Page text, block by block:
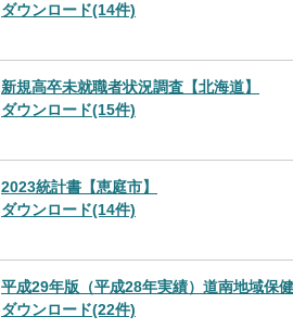
ダウンロード(14件)
新規高卒未就職者状況調査【北海道】
ダウンロード(15件)
2023統計書【恵庭市】
ダウンロード(14件)
平成29年版（平成28年実績）道南地域保
ダウンロード(22件)